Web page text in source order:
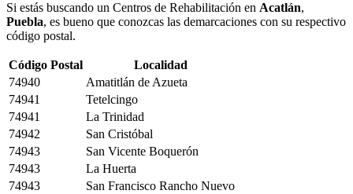
Si estás buscando un Centros de Rehabilitación en Acatlán,
Puebla, es bueno que conozcas las demarcaciones con su respectivo
código postal.
Código Postal
Localidad
74940
Amatitlán de Azueta
74941
Tetelcingo
74941
La Trinidad
74942
San Cristóbal
74943
San Vicente Boquerón
74943
La Huerta
74943
San Francisco Rancho Nuevo